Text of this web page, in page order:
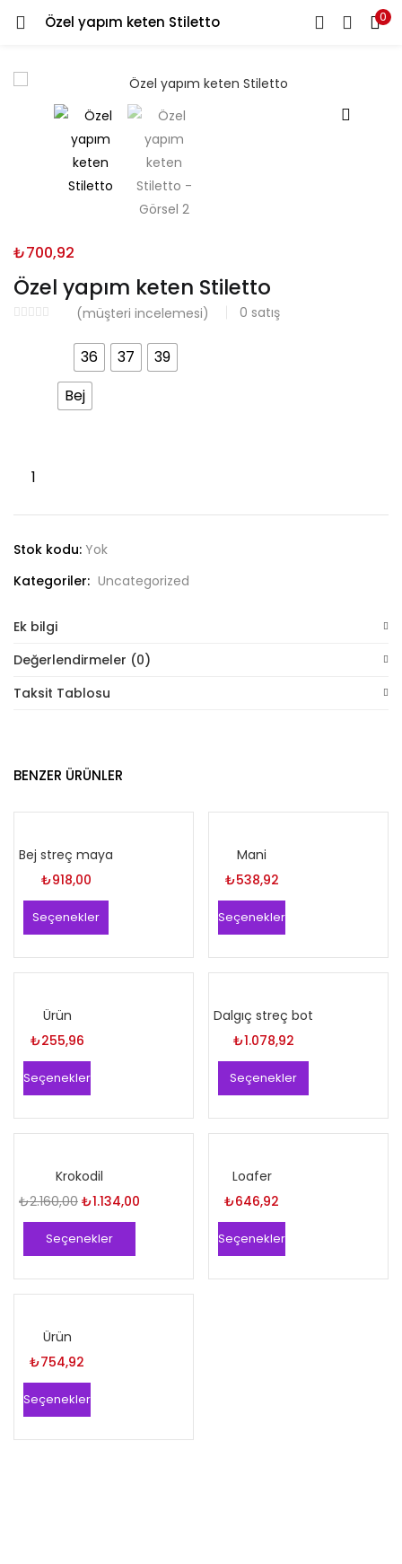
Özel yapım keten Stiletto 0
Ara
GIRIŞ YAP KAYDOL
Giriş yapmak için kullanıcı adınızı ve şifrenizi girin.
Parolanızı mı Unuttunuz?
Özel yapım keten Stiletto
(müşteri incelemesi) 0 satış
₺700,92
36 37 39
Bej
Özel
keten
Stok kodu: Yok
Kategoriler: Uncategorized
Ek bilgi
Değerlendirmeler (0)
Taksit Tablosu
BENZER ÜRÜNLER
Bej streç maya
₺918,00
Seçenekler
Mani
₺538,92
Seçenekler
Ürün
₺255,96
Seçenekler
Dalgıç streç bot
₺1.078,92
Seçenekler
Krokodil
₺2.160,00 Orijinal
fiyat:
₺2.160,00.
₺1.134,00
Seçenekler
Loafer
₺646,92
Seçenekler
Ürün
₺754,92
Seçenekler